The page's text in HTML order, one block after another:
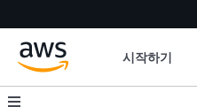
시작하기